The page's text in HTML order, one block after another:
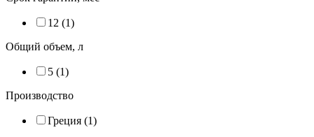
12 (1)
Общий объем, л
5 (1)
Производство
Греция (1)